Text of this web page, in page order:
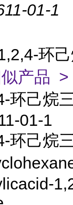
01-1
环
产品 >
环己烷
01-1
环己烷